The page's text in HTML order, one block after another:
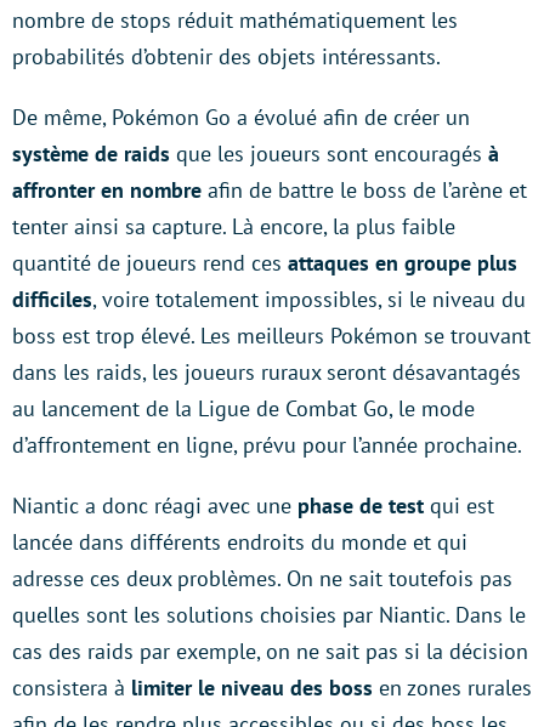
nombre de stops réduit mathématiquement les
probabilités d’obtenir des objets intéressants.
De même, Pokémon Go a évolué afin de créer un
système de raids que les joueurs sont encouragés à
affronter en nombre afin de battre le boss de l’arène et
tenter ainsi sa capture. Là encore, la plus faible
quantité de joueurs rend ces attaques en groupe plus
difficiles, voire totalement impossibles, si le niveau du
boss est trop élevé. Les meilleurs Pokémon se trouvant
dans les raids, les joueurs ruraux seront désavantagés
au lancement de la Ligue de Combat Go, le mode
d’affrontement en ligne, prévu pour l’année prochaine.
Niantic a donc réagi avec une phase de test qui est
lancée dans différents endroits du monde et qui
adresse ces deux problèmes. On ne sait toutefois pas
quelles sont les solutions choisies par Niantic. Dans le
cas des raids par exemple, on ne sait pas si la décision
consistera à limiter le niveau des boss en zones rurales